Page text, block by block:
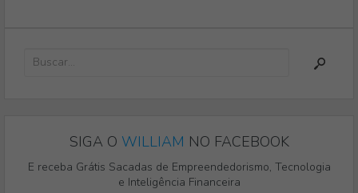
SIGA O WILLIAM NO FACEBOOK
E receba Grátis Sacadas de Empreendedorismo, Tecnologia
e Inteligência Financeira